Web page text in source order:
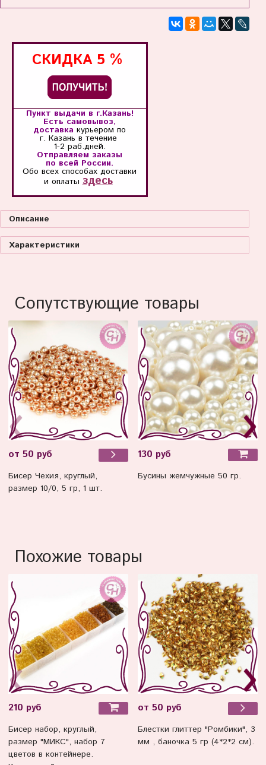
СКИДКА 5 %
Пункт выдачи в г.Казань!
Есть самовывоз,
доставка курьером по
г. Казань в течение
1-2 раб.дней.
Отправляем заказы
по всей России.
Обо всех способахдоставки
и оплаты здесь
Описание
Характеристики
Сопутствующие товары
от 50 руб
Бисер Чехия, круглый,
размер 10/0, 5 гр, 1 шт.
130 руб
Бусины жемчужные 50 гр.
Похожие товары
210 руб
Бисер набор, круглый,
размер "МИКС", набор 7
цветов в контейнере.
от 50 руб
Блестки глиттер "Ромбики", 3
мм , баночка 5 гр (4*2*2 см).